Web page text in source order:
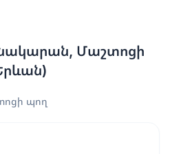
Մաշտոցի
պող